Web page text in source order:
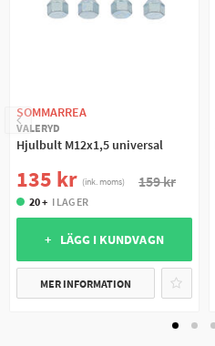
SOMMARREA
VALERYD
Hjulbult M12x1,5 universal
135 kr (ink. moms) 159 kr
20 + I LAGER
+ LÄGG I KUNDVAGN
MER INFORMATION